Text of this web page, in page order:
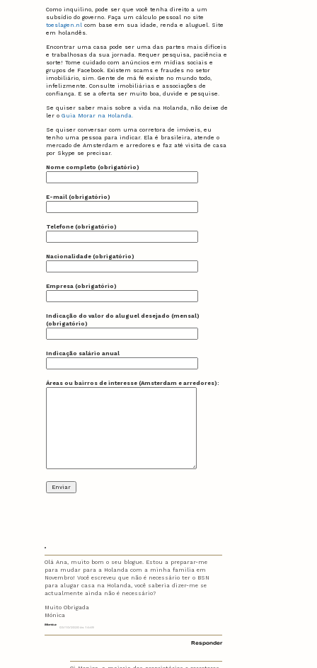
Como inquilino, pode ser que você tenha direito a um
subsídio do governo. Faça um cálculo pessoal no site
toeslagen.nlcom base em sua idade, renda e aluguel. Site
em holandês.
Encontrar uma casa pode ser uma das partes mais difíceis
e trabalhosas da sua jornada. Requer pesquisa, paciência e
sorte! Tome cuidado com anúncios em mídias sociais e
grupos de Facebook. Existem scams e fraudes no setor
imobiliário, sim. Gente de má fé existe no mundo todo,
infelizmente. Consulte imobiliárias e associações de
confiança. E se a oferta ser muito boa, duvide e pesquise.
Se quiser saber mais sobre a vida na Holanda, não deixe de
ler o Guia Morar na Holanda.
Se quiser conversar com uma corretora de imóveis, eu
tenho uma pessoa para indicar. Ela é brasileira, atende o
mercado de Amsterdam e arredores e faz até visita de casa
por Skype se precisar.
Nome completo (obrigatório)
E-mail (obrigatório)
Telefone (obrigatório)
Nacionalidade (obrigatório)
Empresa (obrigatório)
Indicação do valor do aluguel desejado (mensal)
(obrigatório)
Indicação salário anual
Áreas ou bairros de interesse (Amsterdam e arredores):
Monica
03/10/2020 às 14:49
Olá Ana, muito bom o seu blogue. Estou a preparar-me
para mudar para a Holanda com a minha familia em
Novembro! Você escreveu que não é necessário ter o BSN
para alugar casa na Holanda, você saberia dizer-me se
actualmente ainda não é necessário?
Muito Obrigada
Mónica
Responder